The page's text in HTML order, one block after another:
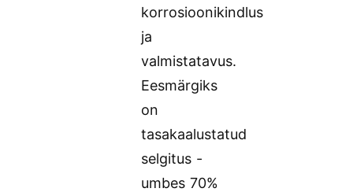
korrosioonikindlus
ja
valmistatavus.
Eesmärgiks
on
tasakaalustatud
selgitus -
umbes 70%